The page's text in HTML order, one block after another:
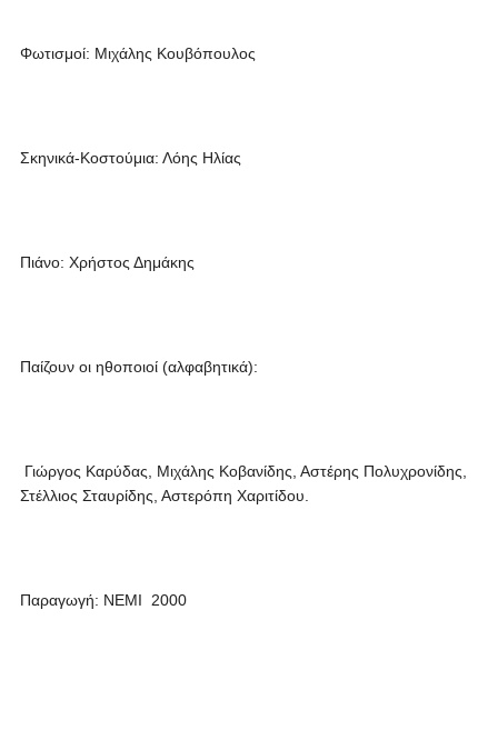
Φωτισμοί: Μιχάλης Κουβόπουλος
Σκηνικά-Κοστούμια: Λόης Ηλίας
Πιάνο: Xρήστος Δημάκης
Παίζουν οι ηθοποιοί (αλφαβητικά):
Γιώργος Καρύδας, Μιχάλης Κοβανίδης, Αστέρης Πολυχρονίδης,
Στέλλιος Σταυρίδης, Αστερόπη Χαριτίδου.
Παραγωγή: ΝΕΜΙ 2000